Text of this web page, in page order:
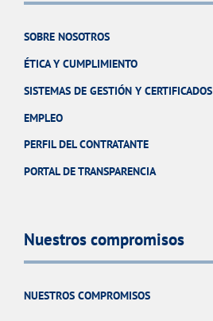
SOBRE NOSOTROS
ÉTICA Y CUMPLIMIENTO
SISTEMAS DE GESTIÓN Y CERTIFICADOS
EMPLEO
PERFIL DEL CONTRATANTE
PORTAL DE TRANSPARENCIA
Nuestros compromisos
NUESTROS COMPROMISOS